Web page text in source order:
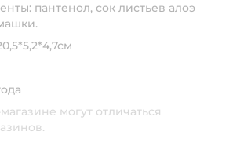
пантенол, сок листьев алоэ
могут отличаться